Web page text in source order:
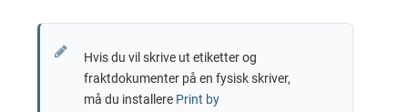
Hvis du vil skrive ut etiketter og
fraktdokumenter på en fysisk skriver,
må du installere Print by